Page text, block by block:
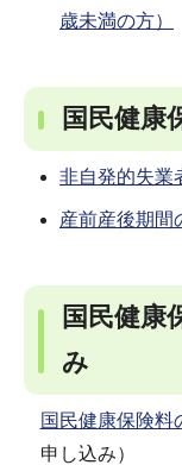
歳未満の方）
国民健康
非自発的失業
産前産後期間
国民健
み
国民健康保険料
申し込み）